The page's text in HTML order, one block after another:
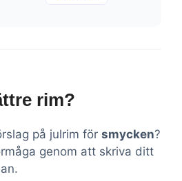
rim?
på julrim för smycken?
genom att skriva ditt